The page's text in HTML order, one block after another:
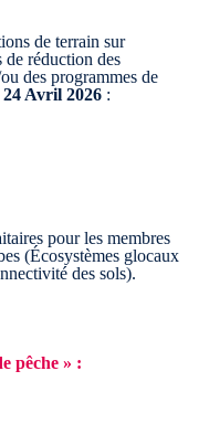
de terrain sur
de réduction des
des programmes de
24 Avril 2026 :
pour les membres
(Écosystèmes glocaux
des sols).
pêche » :